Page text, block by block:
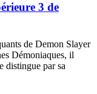
3 de
de Demon Slayer
Démoniaques, il
distingue par sa